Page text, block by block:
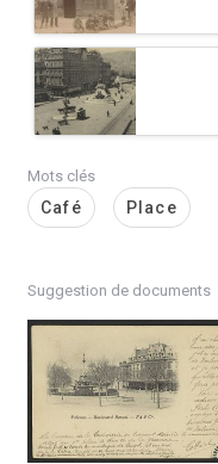
Mots clés
Café Place
Suggestion de documents